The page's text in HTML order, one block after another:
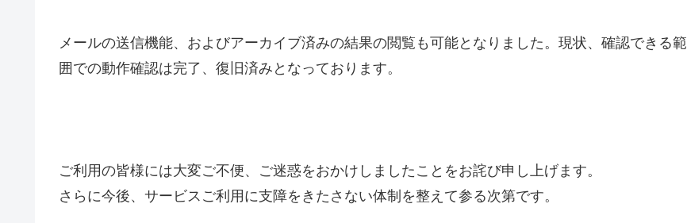
メールの送信機能、およびアーカイブ済みの結果の閲覧も可能となりました。現状、確認できる範
囲での動作確認は完了、復旧済みとなっております。
ご利用の皆様には大変ご不便、ご迷惑をおかけしましたことをお詫び申し上げます。
さらに今後、サービスご利用に支障をきたさない体制を整えて参る次第です。